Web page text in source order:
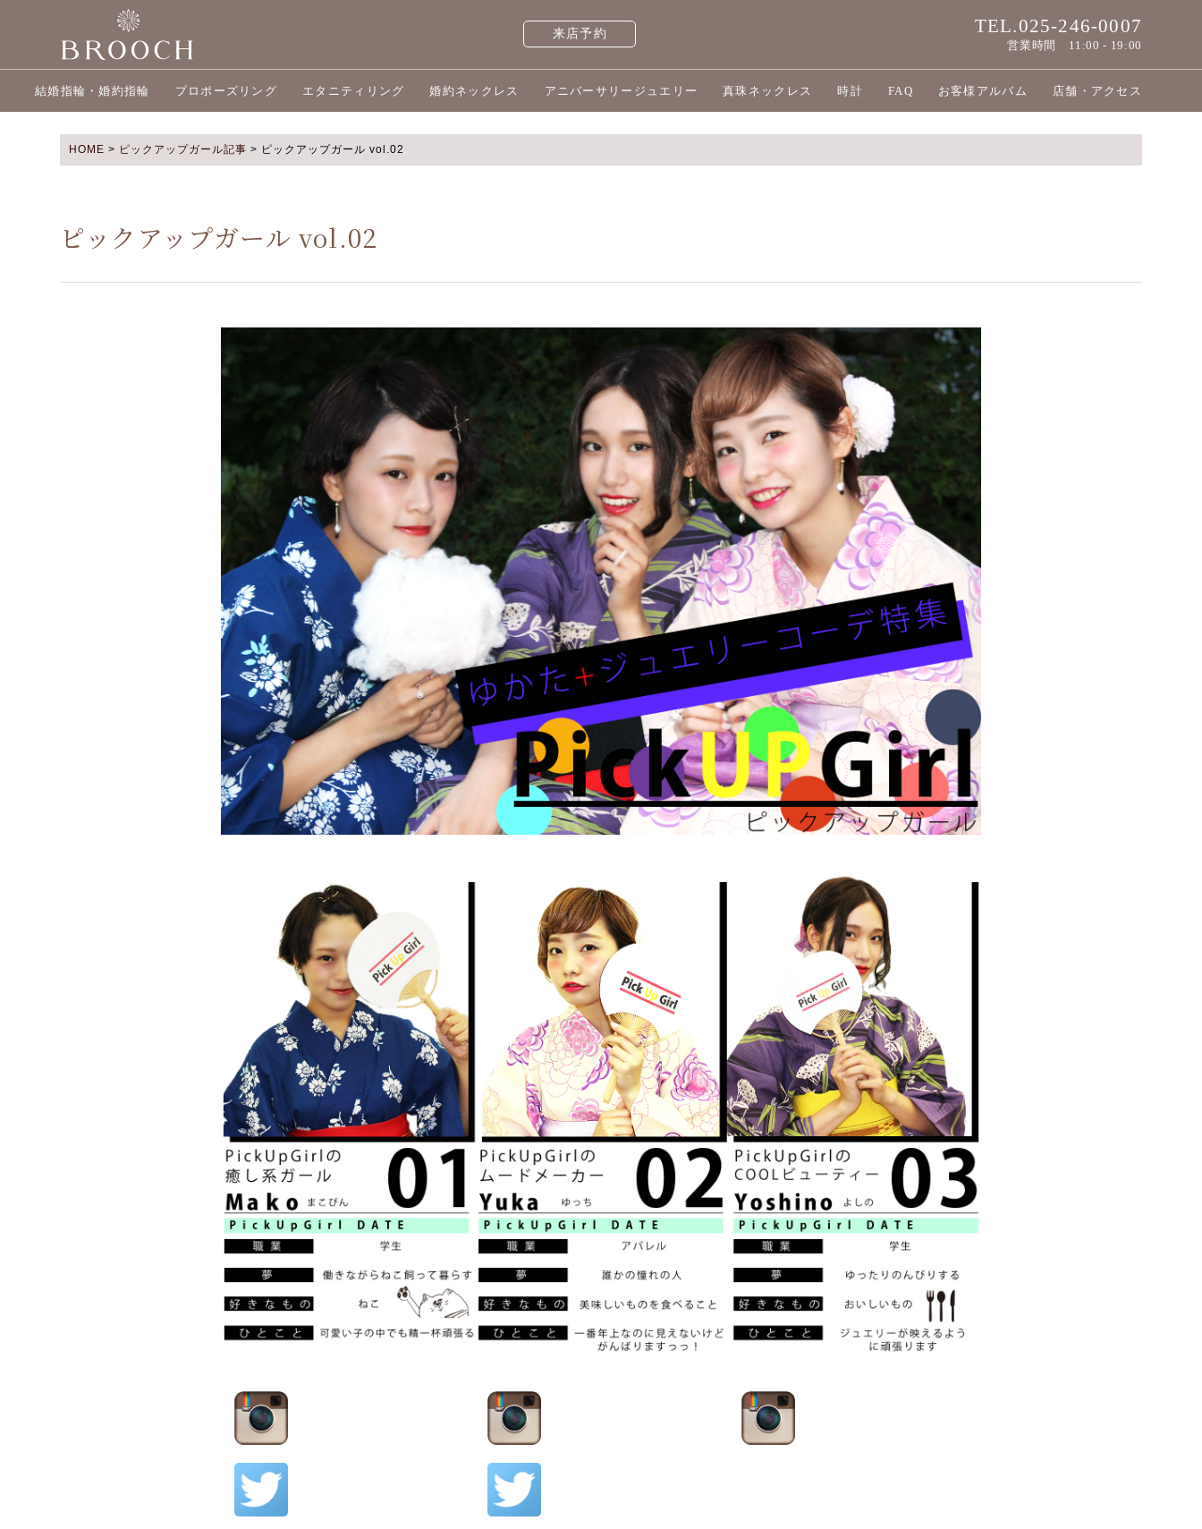
来店予約 TEL.025-246-0007
営業時間 11:00 - 19:00
結婚指輪・婚約指輪 プロポーズリング エタニティリング 婚約ネックレス アニバーサリージュエリー 真珠ネックレス 時計 FAQ お客様アルバム 店舗・アクセス
HOME > ピックアップガール記事 > ピックアップガール vol.02
ピックアップガール vol.02